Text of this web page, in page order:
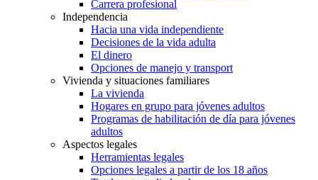
Carrera profesional
Independencia
Hacia una vida independiente
Decisiones de la vida adulta
El dinero
Opciones de manejo y transport
Vivienda y situaciones familiares
La vivienda
Hogares en grupo para jóvenes adultos
Programas de habilitación de día para jóvenes
adultos
Aspectos legales
Herramientas legales
Opciones legales a partir de los 18 años